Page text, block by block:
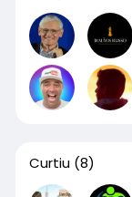
Curtiu (8)